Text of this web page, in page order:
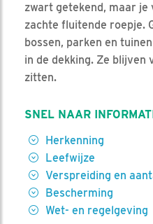
zwart getekend, maar
zachte fluitende roepje.
bossen, parken en
in de dekking. Ze blijven
zitten.
SNEL NAAR
Herkenning
Leefwijze
Verspreiding en
Bescherming
Wet- en regelgeving